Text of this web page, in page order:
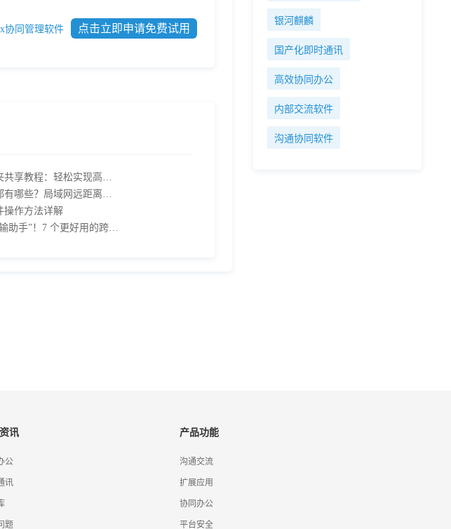
协同管理软件 点击立即申请免费试用
操作方法详解
银河麒麟
国产化即时通讯
高效协同办公
内部交流软件
沟通协同软件
讯
公
讯
题
产品功能
沟通交流
扩展应用
协同办公
平台安全